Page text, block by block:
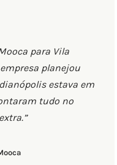
para Vila
planejou
estava em
tudo no